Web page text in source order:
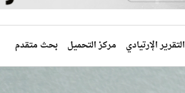
التقرير الإرتيادي مركز التحميل بحث متقدم